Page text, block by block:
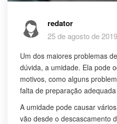
redator
25 de agosto de 2019
Um dos maiores problemas
dúvida, a umidade. Ela pode
motivos, como alguns
falta de preparação
A umidade pode causar
vão desde o descascamento